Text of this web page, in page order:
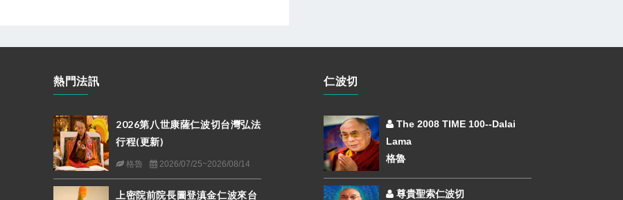
熱門法訊
2026第八世康薩仁波切台灣弘法
行程(更新)
格魯 2026/07/25~2026/08/14
上密院前院長圖登滇金仁波來台
仁波切
The 2008 TIME 100--Dalai
Lama
格魯
尊貴聖索仁波切